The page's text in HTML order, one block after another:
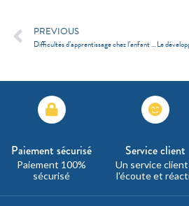
PREVIOUS
Difficultés d’apprentissage chez l’enfant : conseils aux enseignants
Paiement sécurisé
Paiement 100%
sécurisé
Service client
Un service client
l'écoute et